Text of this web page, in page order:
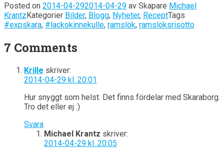
Posted on 2014-04-292014-04-29 av Skapare Michael
KrantzKategorier Bilder, Blogg, Nyheter, ReceptTags
#expskara, #lackokinnekulle, ramslök, ramslöksrisotto
7 Comments
Krille skriver:
2014-04-29 kl. 20:01
Hur snyggt som helst. Det finns fördelar med Skaraborg.
Tro det eller ej :)
Svara
Michael Krantz skriver:
2014-04-29 kl. 20:05